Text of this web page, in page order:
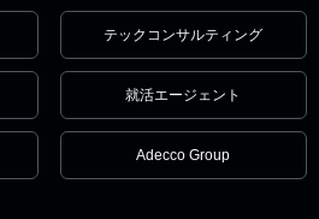
テックコンサルティング
就活エージェント
Adecco Group